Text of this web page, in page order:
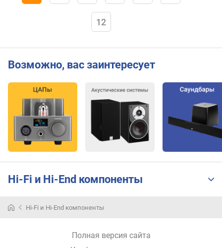
12
Возможно, вас заинтересует
Hi-Fi и Hi-End компоненты
Hi-Fi и Hi-End компоненты
Полная версия сайта